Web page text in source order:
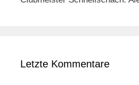
Letzte Kommentare